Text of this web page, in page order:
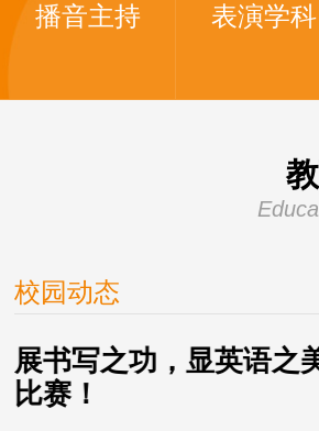
播音主持 表演学科
校园动态
展书写之功，显英语
比赛！